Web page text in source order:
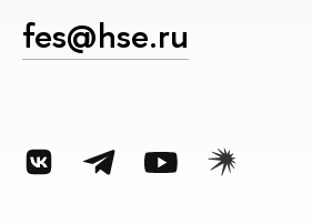
fes@hse.ru